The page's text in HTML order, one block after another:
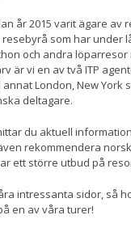
år 2015 varit ägare av
som har under
och andra löparresor
är vi en av två ITP
London, New York
deltagare.
du aktuell
rekommendera
ett större utbud på
intressanta sidor, så
en av våra turer!